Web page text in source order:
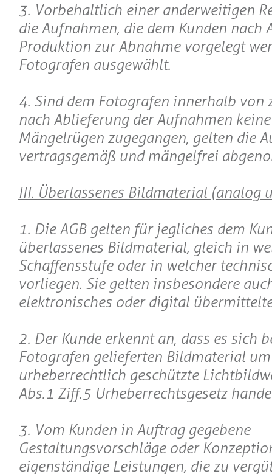
3. Vorbehaltlich einer anderweitigen
die Aufnahmen, die dem Kunden nach
Produktion zur Abnahme vorgelegt
Fotografen ausgewählt.
4. Sind dem Fotografen innerhalb von
nach Ablieferung der Aufnahmen
Mängelrügen zugegangen, gelten die
vertragsgemäß und mängelfrei
III. Überlassenes Bildmaterial (analog
1. Die AGB gelten für jegliches dem
überlassenes Bildmaterial, gleich in
Schaffensstufe oder in welcher
vorliegen. Sie gelten insbesondere
elektronisches oder digital
2. Der Kunde erkennt an, dass es sich
Fotografen gelieferten Bildmaterial um
urheberrechtlich geschützte
Abs.1 Ziff.5 Urheberrechtsgesetz
3. Vom Kunden in Auftrag gegebene
Gestaltungsvorschläge oder
eigenständige Leistungen, die zu